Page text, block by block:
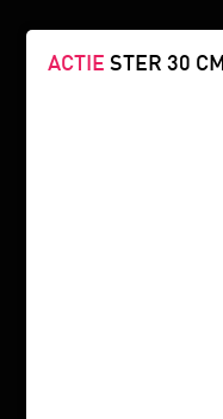
ACTIE STER 30 CM